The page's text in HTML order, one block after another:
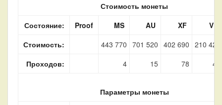
Стоимость монеты
Состояние:
Proof MS AU XF
VF
Стоимость:
443 770 701 520 402 690 210 420
Проходов:
4 15 78 45
Параметры монеты